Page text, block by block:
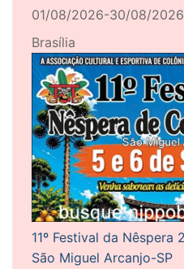
01/08/2026-30/08/2026
Brasília
11º Festival da
São Miguel Arcanjo-SP